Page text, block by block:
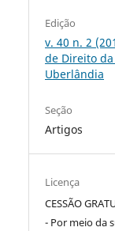
Edição
v. 40 n. 2
de Direito
Uberlândia
Seção
Artigos
Licença
CESSÃO
- Por meio da